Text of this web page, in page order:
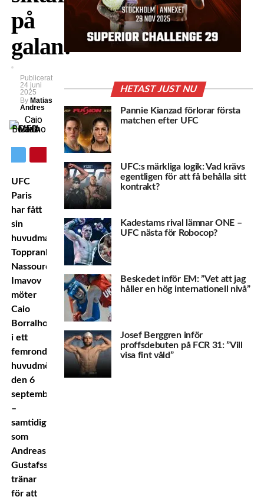
på
galan!
Publicerat
24 juni
2025
By Matias
Andres
UFC
Paris
har fått
sin
huvudmatch!
Topprankade
Nassourdine
Imavov
möter
Caio
Borralho
i ett
femronders
huvudmöte
den 6
september
–
samtidigt
som
Andreas
Gustafsson
tränar
för att
HETAST JUST NU
Pannie Kianzad förlorar första
matchen efter UFC
UFC:s märkliga logik: Vad krävs
egentligen för att få behålla sitt
kontrakt?
Kadestams rival lämnar ONE –
UFC nästa för Robocop?
Beskedet inför EM: ”Vet att jag
håller en hög internationell nivå”
Josef Berggren inför
proffsdebuten på FCR 31: ”Vill
visa fint våld”